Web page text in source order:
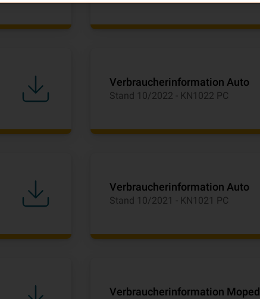
Verbraucherinformation Auto
Stand 10/2022 - KN1022 PC
Verbraucherinformation Auto
Stand 10/2021 - KN1021 PC
Verbraucherinformation Moped